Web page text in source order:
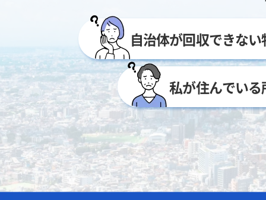
自治体が回収できな
私が住んでい